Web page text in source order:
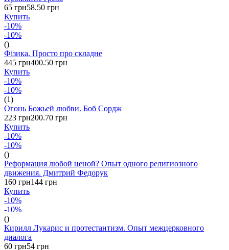
65 грн58.50 грн
Купить
-10%
-10%
()
Фізика. Просто про складне
445 грн400.50 грн
Купить
-10%
-10%
(1)
Огонь Божьей любви. Боб Сордж
223 грн200.70 грн
Купить
-10%
-10%
()
Реформация любой ценой? Опыт одного религиозного
движения. Дмитрий Федорук
160 грн144 грн
Купить
-10%
-10%
()
Кирилл Лукарис и протестантизм. Опыт межцерковного
диалога
60 грн54 грн